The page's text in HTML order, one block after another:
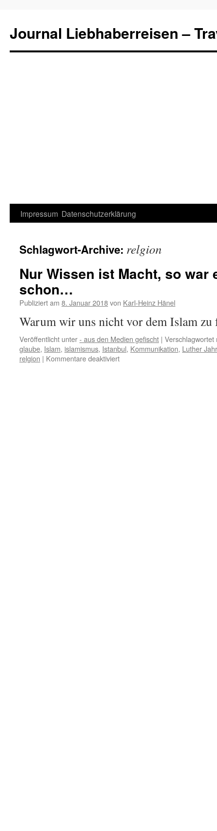
Journal Liebhaberreisen –
Zum
springen
Impressum Datenschutzerklärung
Schlagwort-Archive: relgion
Nur Wissen ist Macht, so war
schon…
Publiziert am 8. Januar 2018von Karl-Heinz Hänel
Warum wir uns nicht vor dem Islam
Veröffentlicht unter- aus den Medien gefischt | Verschlagwortet
glaube, Islam, islamismus, Istanbul, Kommunikation, Luther Jahr
relgion | Kommentare deaktiviertfür